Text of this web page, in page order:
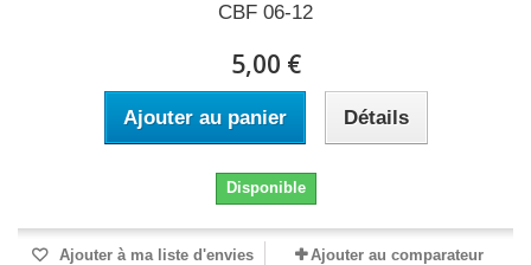
CBF 06-12
5,00 €
Ajouter au panier Détails
Disponible
Ajouter à ma liste d'envies Ajouter au comparateur